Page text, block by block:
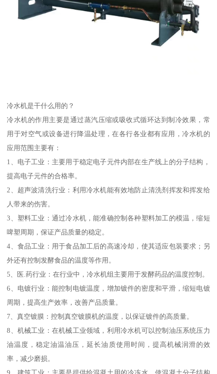
冷水机是干什么用的？
冷水机的作用主要是通过蒸汽压缩或吸收式循环达到制冷效果，常
用于对空气或设备进行降温处理，在各行各业都有应用，冷水机的
应用范围主要有：
1、电子工业：主要用于稳定电子元件内部在生产线上的分子结构，
提高电子元件的合格率。
2、超声波清洗行业：利用冷水机能有效地防止清洗剂挥发和挥发给
人带来的伤害。
3、塑料工业：通过冷水机，能准确控制各种塑料加工的模温，缩短
啤塑周期，保证产品质量的稳定。
4、食品工业：用于食品加工后的高速冷却，使其适应包装要求；另
外还有控制发酵食品的温度等作用。
5、医.药行业：在行业中，冷水机组主要用于发酵药品的温度控制。
6、电镀行业：能控制电镀温度，增加镀件的密度和平滑，缩短电镀
周期，提高生产效率，改善产品质量。
7、真空镀膜：控制真空镀膜机的温度，以保证镀件的高质量。
8、机械工业：在机械工业领域，利用冷水机可以控制油压系统压力
油温度，稳定油温油压，延长油质使用时间，提高机械润滑的效
率，减少磨损。